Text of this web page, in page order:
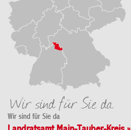
Wir sind für Sie da